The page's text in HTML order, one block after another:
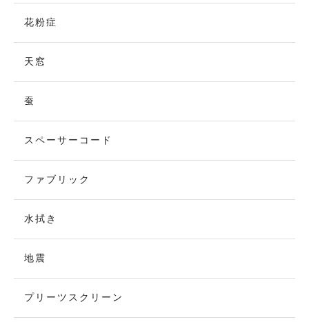
花粉症
天窓
蚕
スペーサーコード
ファブリック
水拭き
地震
プリーツスクリーン